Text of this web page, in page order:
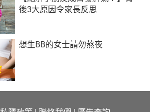
後3大原因令家長反思
想生BB的女士請勿熬夜